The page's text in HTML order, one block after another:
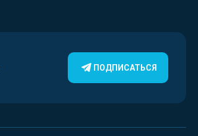
ПОДПИСАТЬСЯ